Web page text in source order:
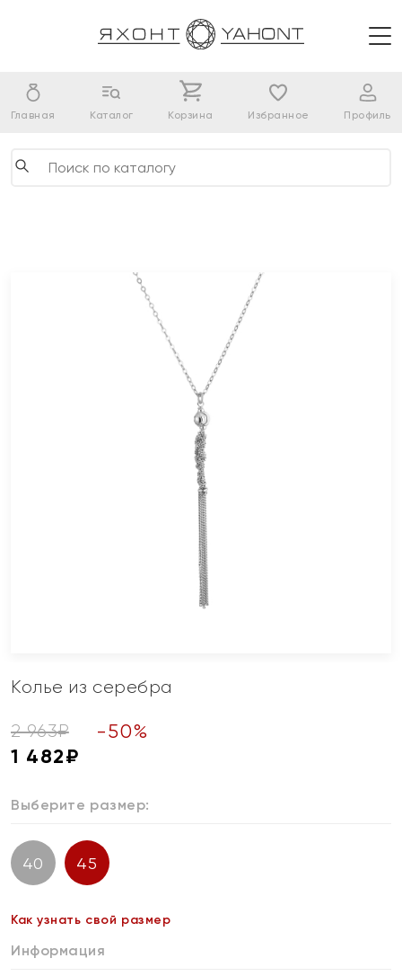
Главная Каталог Корзина Избранное Профиль
Колье из серебра
2 963₽ -50%
1 482₽
Выберите размер:
40 45
Как узнать свой размер
Информация